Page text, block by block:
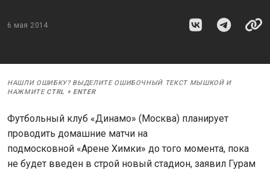
6 мая 2014
НАШЛИ ОШИБКУ? ВЫДЕЛИТЕ ОШИБОЧНЫЙ ТЕКСТ МЫШКОЙ И
НАЖМИТЕ CTRL + ENTER
Футбольный клуб «Динамо» (Москва) планирует
проводить домашние матчи на
подмосковной «Арене Химки» до того момента, пока
не будет введен в строй новый стадион, заявил Гурам